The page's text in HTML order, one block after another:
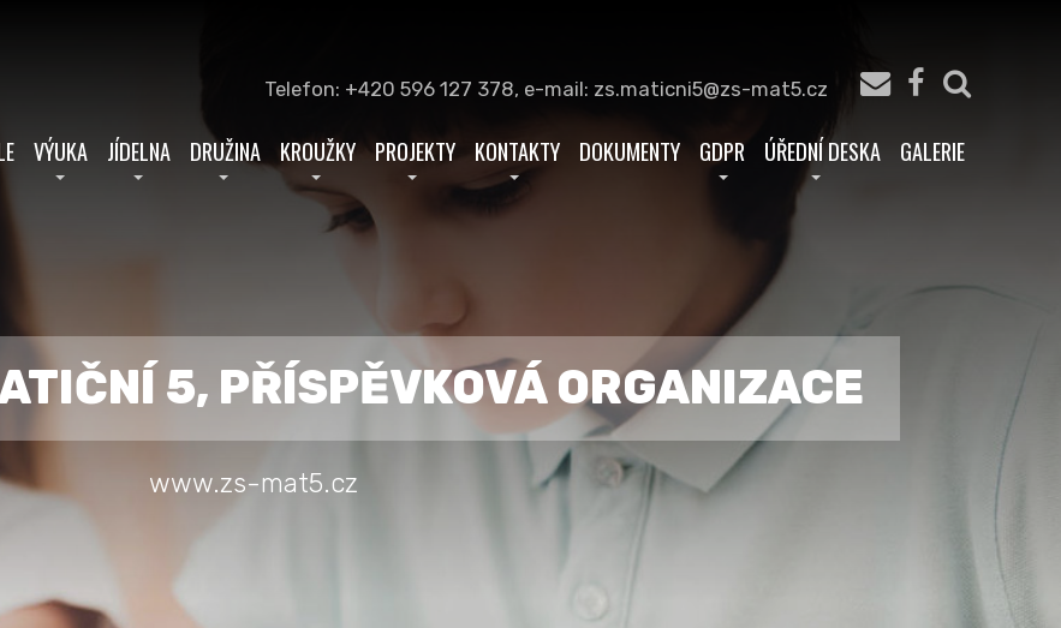
Telefon: +420 596 127 378, e-mail: zs.maticni5@zs-mat5.cz
VÝUKA JÍDELNA DRUŽINA KROUŽKY PROJEKTY KONTAKTY DOKUMENTY GDPR ÚŘEDNÍ DESKA GALERIE
5, PŘÍSPĚVKOVÁ ORGANIZACE
www.zs-mat5.cz